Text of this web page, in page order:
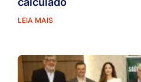
LEIA MAIS